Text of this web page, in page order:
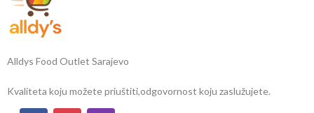
Alldys Food Outlet Sarajevo
Kvaliteta koju možete priuštiti,odgovornost koju zaslužujete.